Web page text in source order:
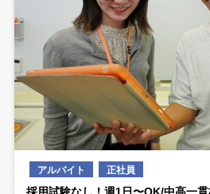
アルバイト 正社員